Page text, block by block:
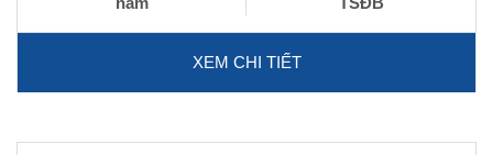
XEM CHI TIẾT